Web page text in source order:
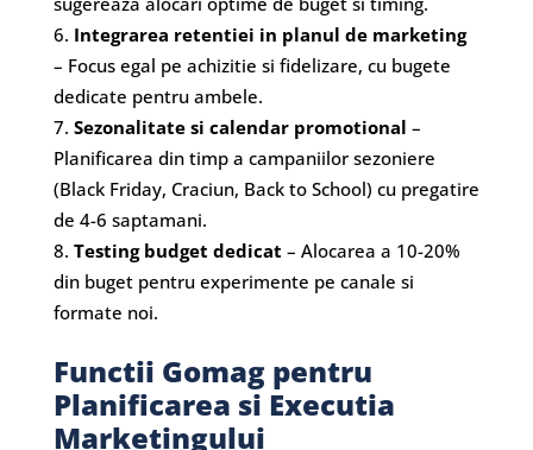
Integrarea retentiei in planul de marketing
– Focus egal pe achizitie si fidelizare, cu bugete
dedicate pentru ambele.
Sezonalitate si calendar promotional –
Planificarea din timp a campaniilor sezoniere
(Black Friday, Craciun, Back to School) cu pregatire
de 4-6 saptamani.
Testing budget dedicat – Alocarea a 10-20%
din buget pentru experimente pe canale si
formate noi.
Functii Gomag pentru
Planificarea si Executia
Marketingului